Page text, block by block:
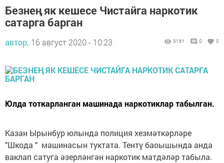
Безнең як кешесе Чистайга наркотик
сатарга барган
автор, 16 август 2020 - 10:23 3161 0 0
Юлда тоткарланган машинада наркотиклар табылган.
Казан Ырынбур юлында полиция хезмәткәрләре
"Шкода " машинасын туктата. Тентү баоышында анда
ваклап сатуга әзерләнгән наркотик матдәләр табыла.